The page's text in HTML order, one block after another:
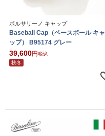
ボルサリーノ キャップ
Baseball Cap（ベースボール キャ
ップ） B95174 グレー
39,600
税込
秋冬